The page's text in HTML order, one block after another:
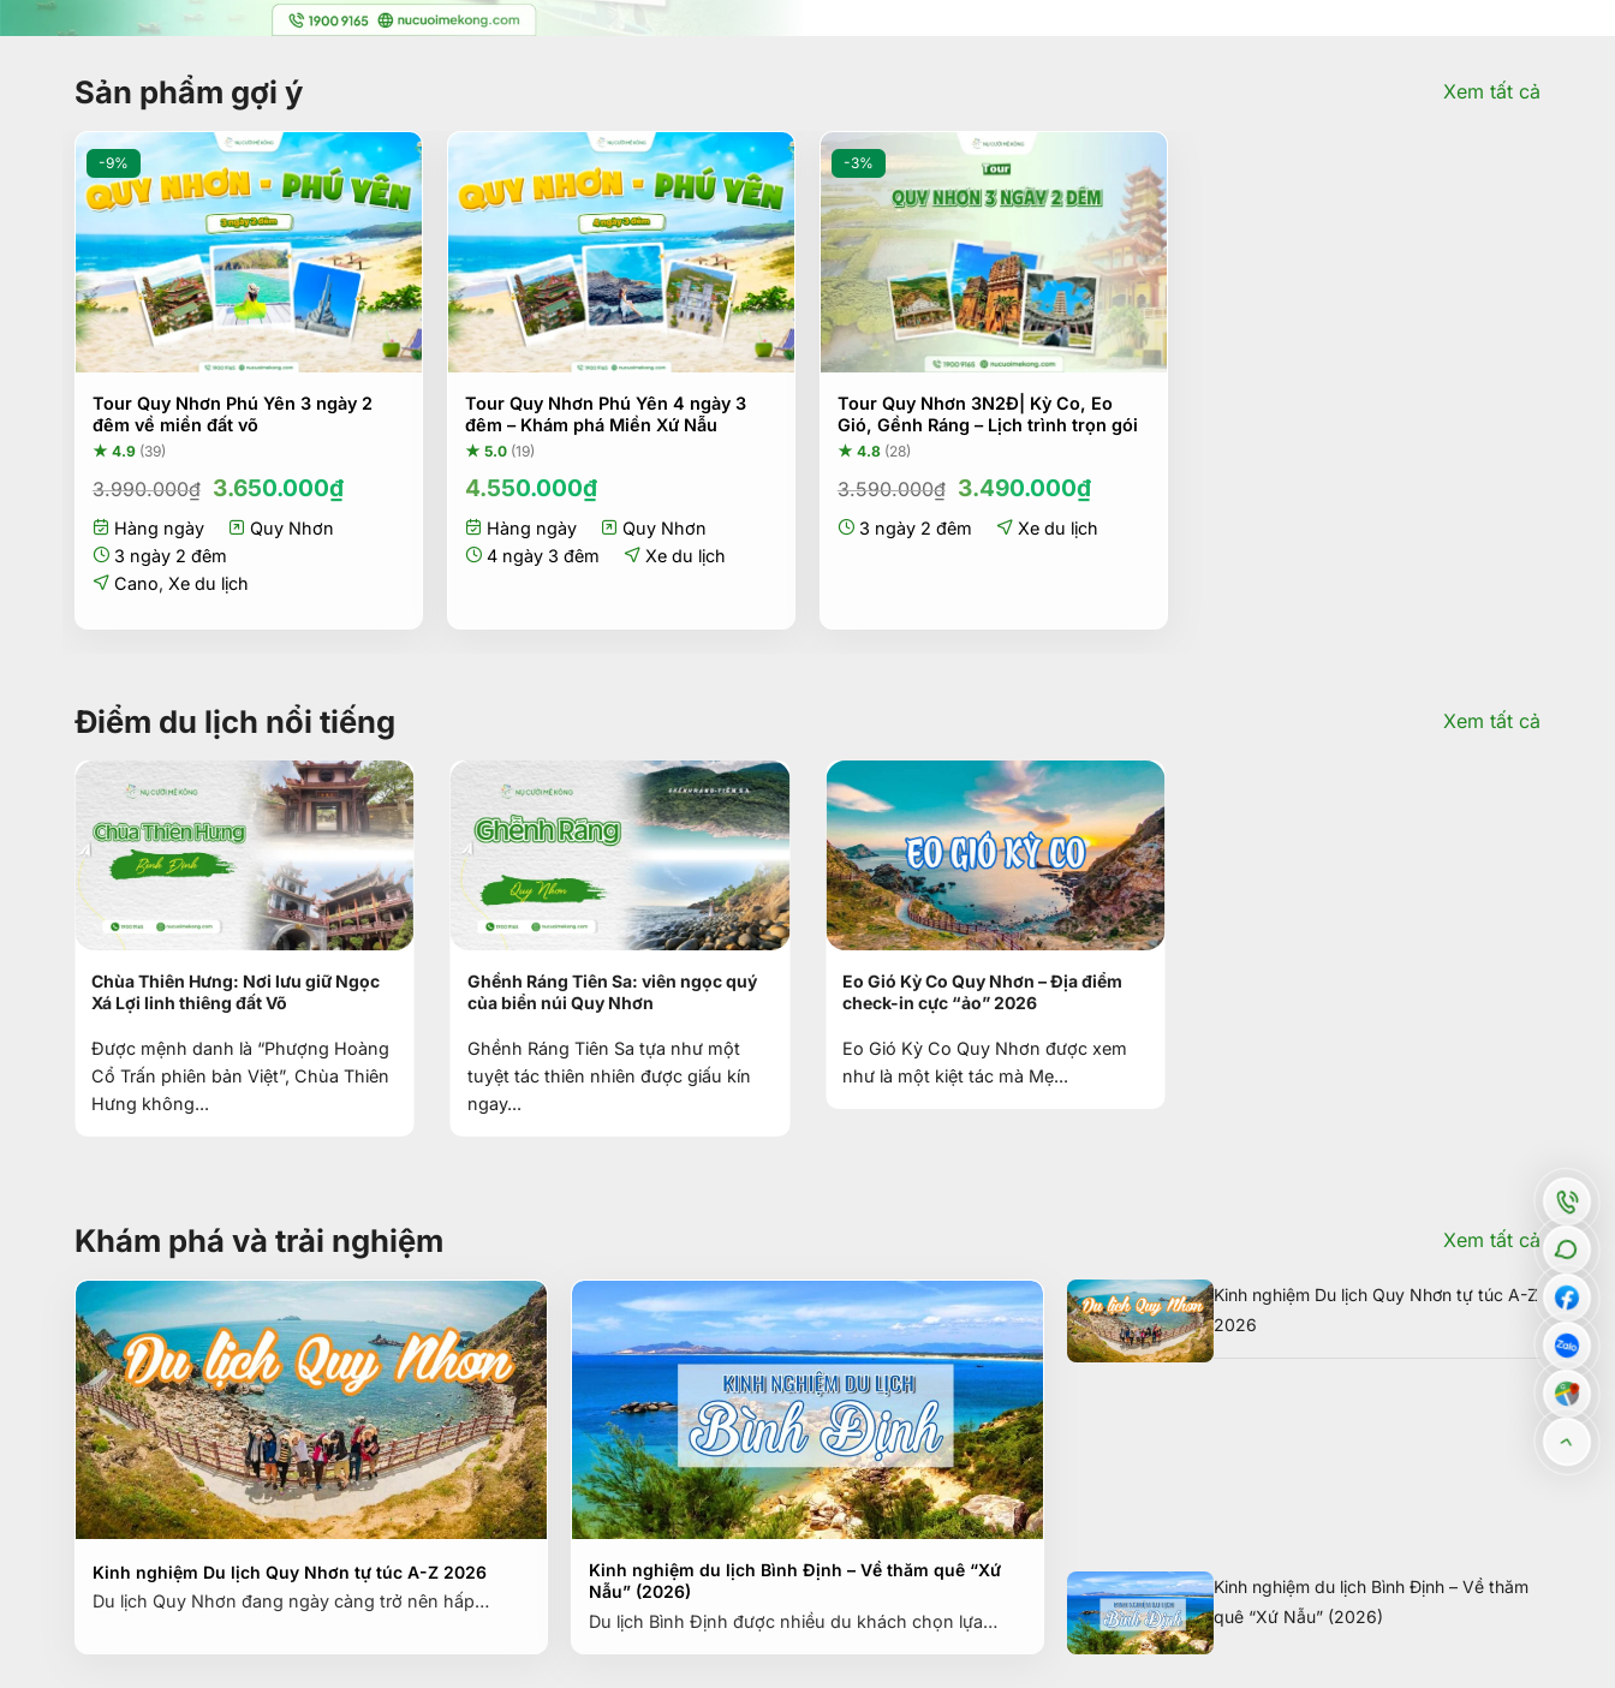
Sản phẩm gợi ý Xem tất cả
-9%
Tour Quy Nhơn Phú Yên 3 ngày 2
đêm về miền đất võ
★ 4.9 (39)
3.990.000₫ Giá
là:
3.990.000₫.
3.650.000₫Giá
hiện
Hàng ngày
Quy Nhơn
3 ngày 2 đêm
Cano, Xe du lịch
Tour Quy Nhơn Phú Yên 4 ngày 3
đêm – Khám phá Miền Xứ Nẫu
★ 5.0 (19)
4.550.000₫
Hàng ngày
Quy Nhơn
4 ngày 3 đêm
Xe du lịch
-3%
Tour Quy Nhơn 3N2Đ| Kỳ Co, Eo
Gió, Gềnh Ráng – Lịch trình trọn gói
★ 4.8 (28)
3.590.000₫ Giá
là:
3.490.000₫Giá
hiện
tại
3 ngày 2 đêm Xe du lịch
Điểm du lịch nổi tiếng Xem tất cả
Chùa Thiên Hưng: Nơi lưu giữ Ngọc
Xá Lợi linh thiêng đất Võ
Được mệnh danh là “Phượng Hoàng
Cổ Trấn phiên bản Việt”, Chùa Thiên
Hưng không...
Ghềnh Ráng Tiên Sa: viên ngọc quý
của biển núi Quy Nhơn
Ghềnh Ráng Tiên Sa tựa như một
tuyệt tác thiên nhiên được giấu kín
ngay...
Eo Gió Kỳ Co Quy Nhơn – Địa điểm
check-in cực “ảo” 2026
Eo Gió Kỳ Co Quy Nhơn được xem
như là một kiệt tác mà Mẹ...
Khám phá và trải nghiệm Xem tất cả
Kinh nghiệm Du lịch Quy Nhơn tự túc A-Z 2026
Du lịch Quy Nhơn đang ngày càng trở nên hấp…
Kinh nghiệm du lịch Bình Định – Về thăm quê “Xứ
Nẫu” (2026)
Du lịch Bình Định được nhiều du khách chọn lựa…
Kinh nghiệm Du lịch Quy Nhơn tự túc A-Z
2026
Kinh nghiệm du lịch Bình Định – Về thăm
quê “Xứ Nẫu” (2026)